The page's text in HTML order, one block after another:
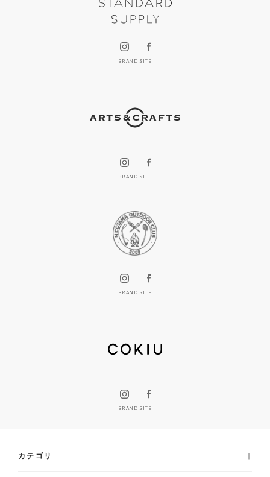
BRAND SITE
BRAND SITE
BRAND SITE
BRAND SITE
カテゴリ